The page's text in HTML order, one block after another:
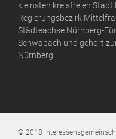
kleinsten kreisfreien Stadt
Regierungsbezirk
Städteachse Nürnberg-
Schwabach und gehört
Nürnberg.
© 2018